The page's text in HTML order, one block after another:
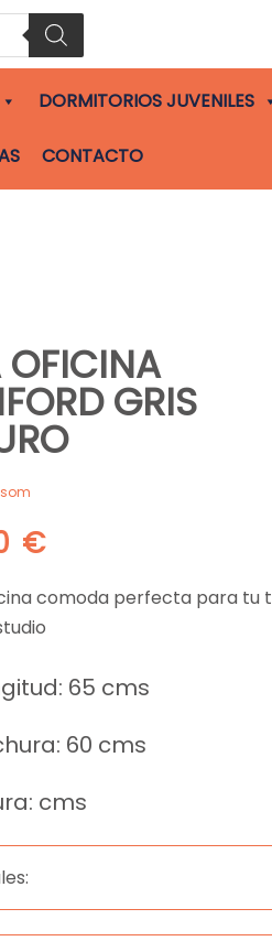
DORMITORIOS JUVENILES
CONTACTO
OFICINA
GRIS
€
comoda perfecta para tu
65 cms
60 cms
cms